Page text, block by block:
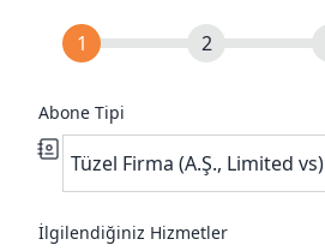
Abone Tipi
Tüzel Firma (A.Ş., Limited vs)
İlgilendiğiniz Hizmetler